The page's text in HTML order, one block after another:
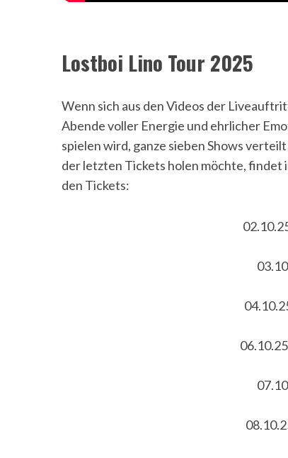
Lostboi Lino Tour 2025
Wenn sich aus den Videos der
Abende voller Energie und ehrlicher
spielen wird, ganze sieben Shows
der letzten Tickets holen möchte, findet
den Tickets: